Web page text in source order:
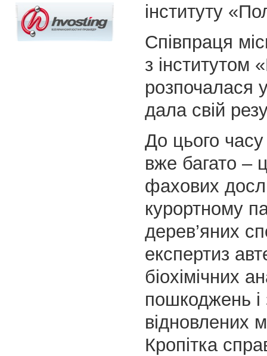
інституту
Співпраця
з інститутом
розпочалася
дала свій
До цього
вже багато –
фахових
курортному
дерев’яних
експертиз
біохімічних
пошкоджень і
відновлених
Кропітка